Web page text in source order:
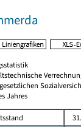
Jahres